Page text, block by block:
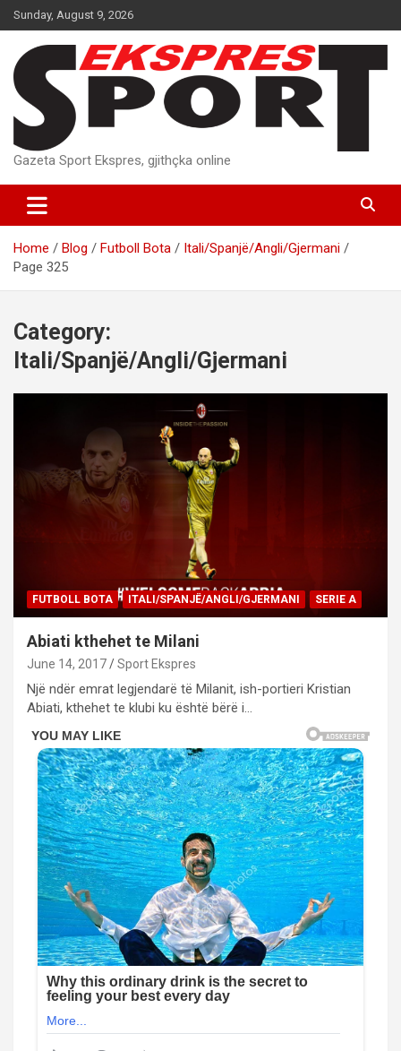
Skip
to
content
Sunday, August 9, 2026
Gazeta Sport Ekspres, gjithçka online
Home Blog Futboll Bota
Itali/Spanjë/Angli/Gjermani
Page 325
Category:
Itali/Spanjë/Angli/Gjermani
FUTBOLL BOTA ITALI/SPANJË/ANGLI/GJERMANI SERIE A
Abiati kthehet te Milani
June 14, 2017 Sport Ekspres
Një ndër emrat legjendarë të Milanit, ish-portieri Kristian
Abiati, kthehet te klubi ku është bërë i…